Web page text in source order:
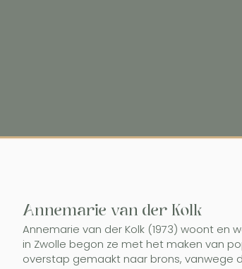
Annemarie van der Kolk
Annemarie van der Kolk (1973) woont en
in Zwolle begon ze met het maken van
overstap gemaakt naar brons, vanwege